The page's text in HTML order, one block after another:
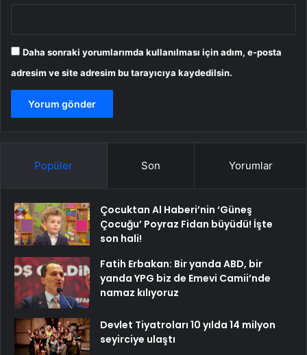
Daha sonraki yorumlarımda kullanılması için adım, e-posta
adresim ve site adresim bu tarayıcıya kaydedilsin.
Popüler Son Yorumlar
Çocuktan Al Haberi’nin ‘Güneş
Çocuğu’ Poyraz Fidan büyüdü! İşte
son hali!
Fatih Erbakan: Bir yanda ABD, bir
yanda YPG biz de Emevi Camii’nde
namaz kılıyoruz
Devlet Tiyatroları 10 yılda 14 milyon
seyirciye ulaştı